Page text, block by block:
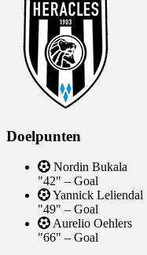
Doelpunten
Nordin Bukala
"42" – Goal
Yannick Leliendal
"49" – Goal
Aurelio Oehlers
"66" – Goal